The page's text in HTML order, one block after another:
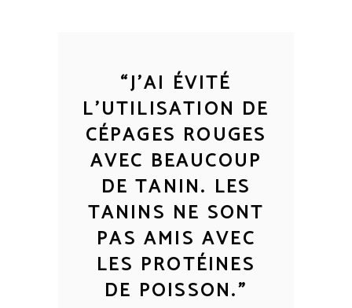
“J'AI ÉVITÉ
L'UTILISATION DE
CÉPAGES ROUGES
AVEC BEAUCOUP
DE TANIN. LES
TANINS NE SONT
PAS AMIS AVEC
LES PROTÉINES
DE POISSON.”